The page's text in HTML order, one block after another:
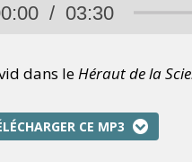
03:30
dans leHéraut de la
CE MP3